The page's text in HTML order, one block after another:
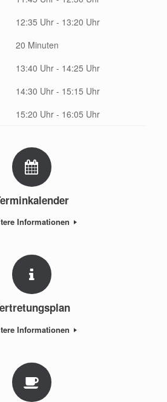
12:35 Uhr - 13:20 Uhr
20 Minuten
13:40 Uhr - 14:25 Uhr
14:30 Uhr - 15:15 Uhr
15:20 Uhr - 16:05 Uhr
Informationen
Informationen